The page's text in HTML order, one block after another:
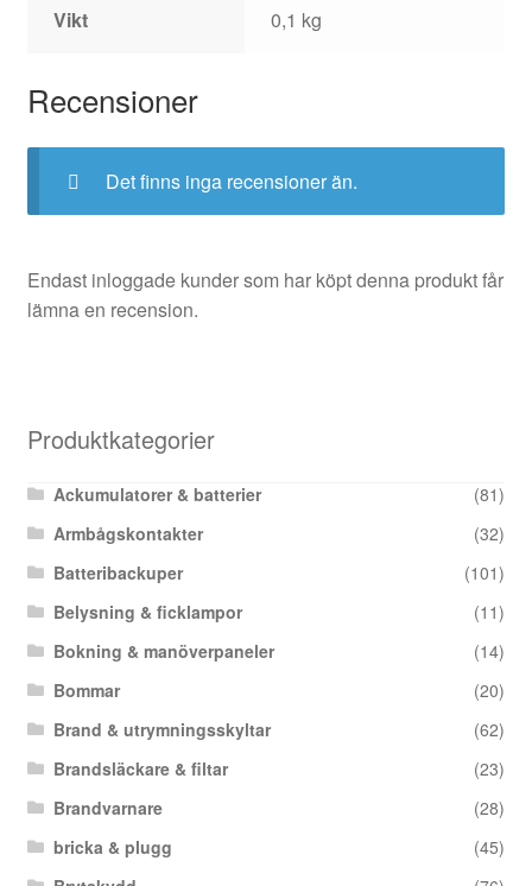
Vikt 0,1 kg
Recensioner
Det finns inga recensioner än.
Endast inloggade kunder som har köpt denna produkt får
lämna en recension.
Produktkategorier
Ackumulatorer & batterier
(81)
Armbågskontakter
(32)
Batteribackuper
(101)
Belysning & ficklampor
(11)
Bokning & manöverpaneler
(14)
Bommar
(20)
Brand & utrymningsskyltar
(62)
Brandsläckare & filtar
(23)
Brandvarnare
(28)
bricka & plugg
(45)